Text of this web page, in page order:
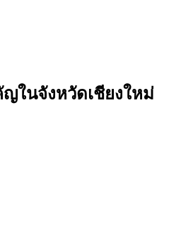
ญในจังหวัดเชียงใหม่